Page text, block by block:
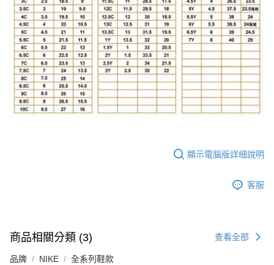
顯示電腦版詳細說明
客服
商品相關分類 (3) 查看全部
品牌 NIKE 全系列鞋款